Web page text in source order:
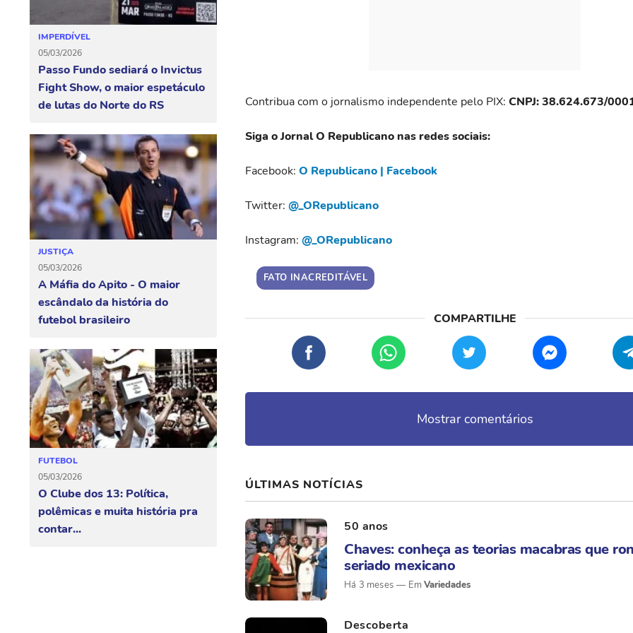
IMPERDÍVEL
05/03/2026
Passo Fundo sediará o Invictus
Fight Show, o maior espetáculo
de lutas do Norte do RS
JUSTIÇA
05/03/2026
A Máfia do Apito - O maior
escândalo da história do
futebol brasileiro
FUTEBOL
05/03/2026
O Clube dos 13: Política,
polêmicas e muita história pra
contar...
Contribua com o jornalismo independente pelo PIX: CNPJ: 38.624.673/
Siga o Jornal O Republicano nas redes sociais:
Facebook: O Republicano | Facebook
Twitter: @_ORepublicano
Instagram: @_ORepublicano
FATO INACREDITÁVEL
Mostrar comentários
ÚLTIMAS NOTÍCIAS
50 anos
Chaves: conheça as teorias macabras que
seriado mexicano
Há 3 meses Variedades
Descoberta